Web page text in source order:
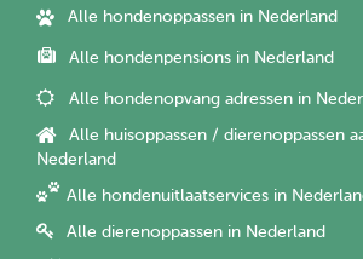
Alle hondenoppassen in Nederland
Alle hondenpensions in Nederland
Alle hondenopvang adressen in
Alle huisoppassen / dierenoppassen
Nederland
Alle hondenuitlaatservices in
Alle dierenoppassen in Nederland